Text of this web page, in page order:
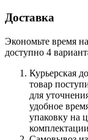
Доставка
Экономьте время
доступно 4
Курьерская
товар
для
удобное
упаковку на